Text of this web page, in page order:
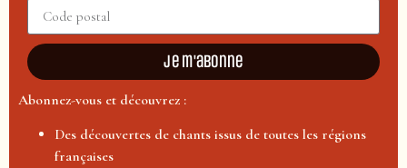
Je m'abonne
Abonnez-vous et découvrez :
Des découvertes de chants issus de toutes les régions
françaises